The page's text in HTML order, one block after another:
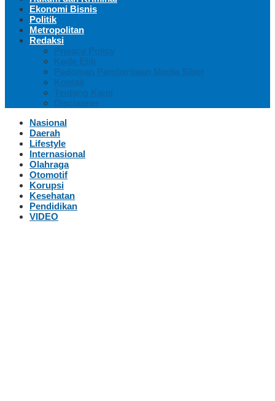
Ekonomi Bisnis
Politik
Metropolitan
Redaksi
Privacy Policy
Kode Etik
Pedoman Pemberitaan Media Siber
Kontak
Tentang Kami
Disclaimer
Nasional
Daerah
Lifestyle
Internasional
Olahraga
Otomotif
Korupsi
Kesehatan
Pendidikan
VIDEO